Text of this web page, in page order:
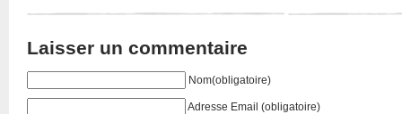
Laisser un commentaire
Nom(obligatoire)
Adresse Email (obligatoire)